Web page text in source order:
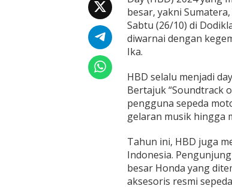
e
r
s
a
t
a
l
a
m
H
n
d
a
B
i
besar, yakni
Sabtu (26/10) di
diwarnai dengan
Ika.
HBD selalu menjadi
Bertajuk “Soundtrack
pengguna sepeda
gelaran musik hingga
Tahun ini, HBD juga
Indonesia.
besar Honda yang
aksesoris resmi